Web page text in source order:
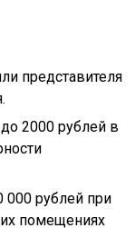
представителя
2000 рублей в
рублей при
помещениях